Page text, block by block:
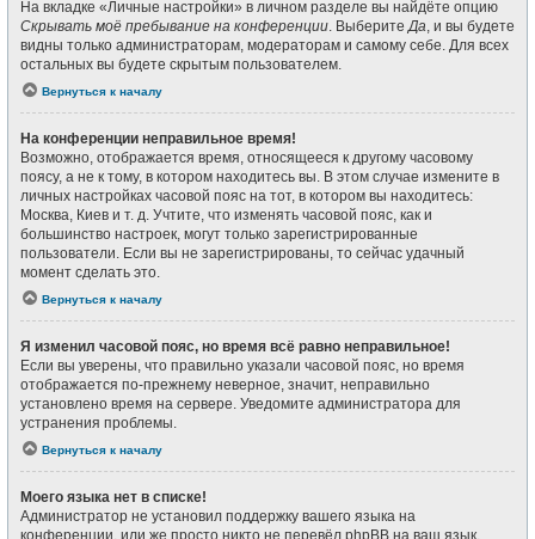
На вкладке «Личные настройки» в личном разделе вы найдёте опцию
Скрывать моё пребывание на конференции. ВыберитеДа, и вы будете
видны только администраторам, модераторам и самому себе. Для всех
остальных вы будете скрытым пользователем.
Вернуться к началу
На конференции неправильное время!
Возможно, отображается время, относящееся к другому часовому
поясу, а не к тому, в котором находитесь вы. В этом случае измените в
личных настройках часовой пояс на тот, в котором вы находитесь:
Москва, Киев и т. д. Учтите, что изменять часовой пояс, как и
большинство настроек, могут только зарегистрированные
пользователи. Если вы не зарегистрированы, то сейчас удачный
момент сделать это.
Вернуться к началу
Я изменил часовой пояс, но время всё равно неправильное!
Если вы уверены, что правильно указали часовой пояс, но время
отображается по-прежнему неверное, значит, неправильно
установлено время на сервере. Уведомите администратора для
устранения проблемы.
Вернуться к началу
Моего языка нет в списке!
Администратор не установил поддержку вашего языка на
конференции, или же просто никто не перевёл phpBB на ваш язык.